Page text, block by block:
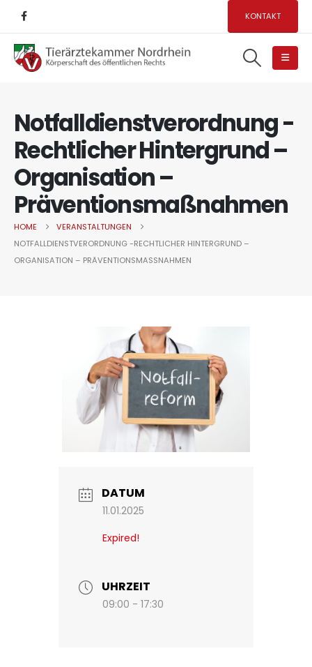
KONTAKT
Notfalldienstverordnung -
Rechtlicher Hintergrund –
Organisation –
Präventionsmaßnahmen
HOME
VERANSTALTUNGEN
NOTFALLDIENSTVERORDNUNG -RECHTLICHER HINTERGRUND –
ORGANISATION – PRÄVENTIONSMASSNAHMEN
DATUM
11.01.2025
Expired!
UHRZEIT
09:00 - 17:30